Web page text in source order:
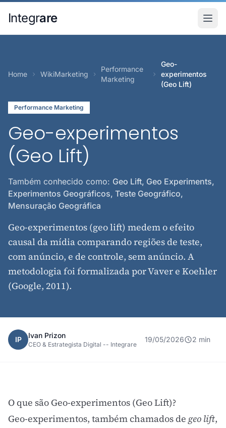
Integrare
Home WikiMarketing
Performance
Marketing
Geo-
experimentos
(Geo Lift)
Performance Marketing
Geo-experimentos
(Geo Lift)
Também conhecido como: Geo Lift, Geo Experiments,
Experimentos Geográficos, Teste Geográfico,
Mensuração Geográfica
Geo-experimentos (geo lift) medem o efeito
causal da mídia comparando regiões de teste,
com anúncio, e de controle, sem anúncio. A
metodologia foi formalizada por Vaver e Koehler
(Google, 2011).
IP Ivan Prizon
CEO & Estrategista Digital -- Integrare
19/05/2026 2 min
O que são Geo-experimentos (Geo Lift)?
Geo-experimentos, também chamados de geo lift,